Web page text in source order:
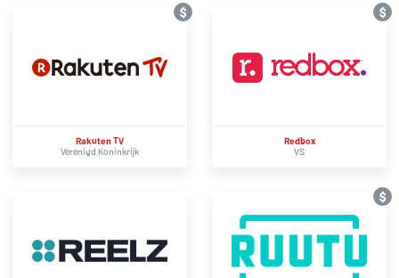
$
Rakuten TV
Verenigd Koninkrijk
$
Redbox
VS
$